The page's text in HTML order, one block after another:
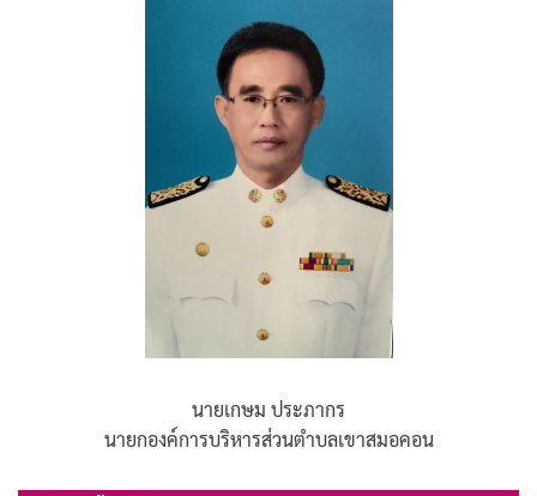
นายเกษม ประภากร
นายกองค์การบริหารส่วนตำบลเขาสมอคอน